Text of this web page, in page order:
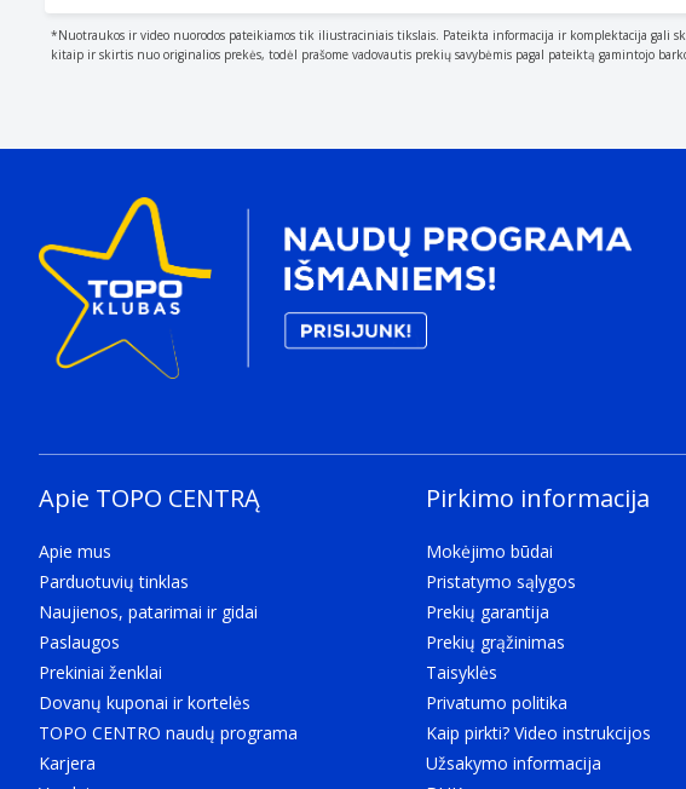
The total number of spots available for a person to sleep.
3 žmogus (žmon.)
Patiesalas ant žemės
Konstrukcija
Paskirtis
What the product is used for.
Stovyklavimas
Produkto spalva
The colour e.g. red, blue, green, black, white.
Žalia, Pilka
Palapinė grupėms
Monochromatinis
Medžiaga
Patiesalo ant žemės medžiaga
Poliesteris
Vidaus medžiaga
Poliesteris
Išorės apdailos medžiaga
The material used as a final coating for the product.
*Nuotraukos ir video nuorodos pateikiamos tik iliustraciniais tikslais. Pateikta informacija ir komplektacija gali
kitaip ir skirtis nuo originalios prekės, todėl prašome vadovautis prekių savybėmis pagal pateiktą gamintojo
Apie TOPO CENTRĄ
Apie mus
Parduotuvių tinklas
Naujienos, patarimai ir gidai
Paslaugos
Prekiniai ženklai
Dovanų kuponai ir kortelės
TOPO CENTRO naudų programa
Karjera
Pirkimo informacija
Mokėjimo būdai
Pristatymo sąlygos
Prekių garantija
Prekių grąžinimas
Taisyklės
Privatumo politika
Kaip pirkti? Video instrukcijos
Užsakymo informacija